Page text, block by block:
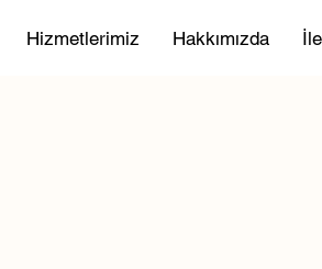
Hizmetlerimiz Hakkımızda